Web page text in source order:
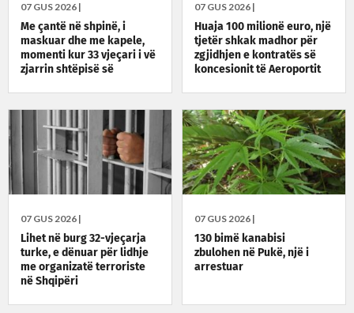
07 GUS 2026 |
Me çantë në shpinë, i
maskuar dhe me kapele,
momenti kur 33 vjeçari i vë
zjarrin shtëpisë së
07 GUS 2026 |
Huaja 100 milionë euro, një
tjetër shkak madhor për
zgjidhjen e kontratës së
koncesionit të Aeroportit
07 GUS 2026 |
Lihet në burg 32-vjeçarja
turke, e dënuar për lidhje
me organizatë terroriste
në Shqipëri
07 GUS 2026 |
130 bimë kanabisi
zbulohen në Pukë, një i
arrestuar